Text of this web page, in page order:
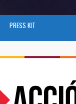
PRESS KIT